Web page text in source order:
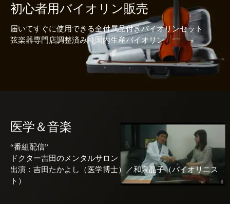
初心者用バイオリン販売
届いてすぐに使用できる全付属品付きバイオリンセット
弦楽器専門店調整済み純国内生産バイオリン
医学＆音楽
“番組配信”
ドクター吉田のメンタルサロン
出演：吉田たかよし（医学博士）／和泉晶子（バイオリニス
ト）